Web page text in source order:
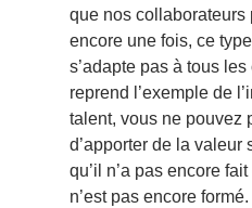
que nos collaborateurs
encore une fois, ce
s’adapte pas à tous
reprend l’exemple de
talent, vous ne pouvez
d’apporter de la valeur
qu’il n’a pas encore
n’est pas encore formé.